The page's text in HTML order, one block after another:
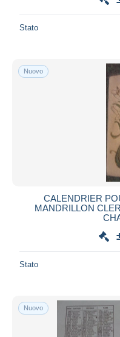
Stato
Nuovo
CALENDRIER
MANDRILLON
Stato
Nuovo